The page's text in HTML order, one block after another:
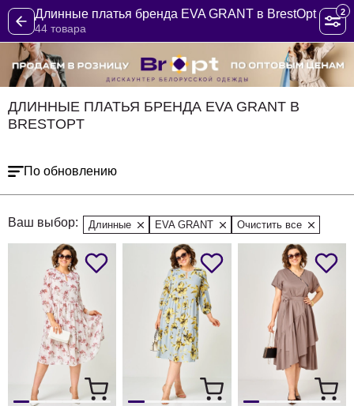
Длинные платья бренда EVA GRANT в BrestOpt
44 товара
2
ДЛИННЫЕ ПЛАТЬЯ БРЕНДА EVA GRANT В
BRESTOPT
По обновлению
Ваш выбор: Длинные EVA GRANT Очистить все